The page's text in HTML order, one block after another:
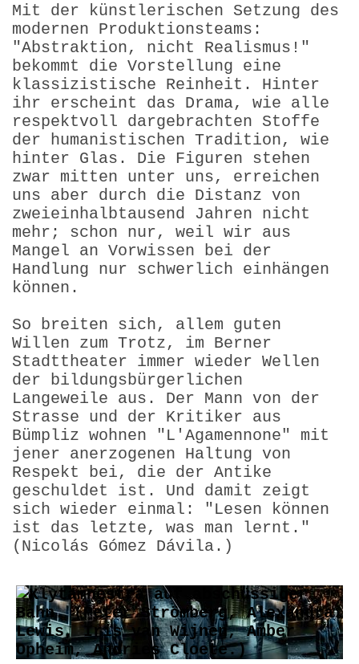
Mit der künstlerischen Setzung des
modernen Produktionsteams:
"Abstraktion, nicht Realismus!"
bekommt die Vorstellung eine
klassizistische Reinheit. Hinter
ihr erscheint das Drama, wie alle
respektvoll dargebrachten Stoffe
der humanistischen Tradition, wie
hinter Glas. Die Figuren stehen
zwar mitten unter uns, erreichen
uns aber durch die Distanz von
zweieinhalbtausend Jahren nicht
mehr; schon nur, weil wir aus
Mangel an Vorwissen bei der
Handlung nur schwerlich einhängen
können.
So breiten sich, allem guten
Willen zum Trotz, im Berner
Stadttheater immer wieder Wellen
der bildungsbürgerlichen
Langeweile aus. Der Mann von der
Strasse und der Kritiker aus
Bümpliz wohnen "L'Agamennone" mit
jener anerzogenen Haltung von
Respekt bei, die der Antike
geschuldet ist. Und damit zeigt
sich wieder einmal: "Lesen können
ist das letzte, was man lernt."
(Nicolás Gómez Dávila.)